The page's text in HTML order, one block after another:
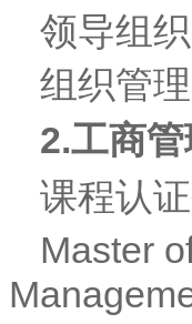
领导组
组织管
2.工商
课程认
Master